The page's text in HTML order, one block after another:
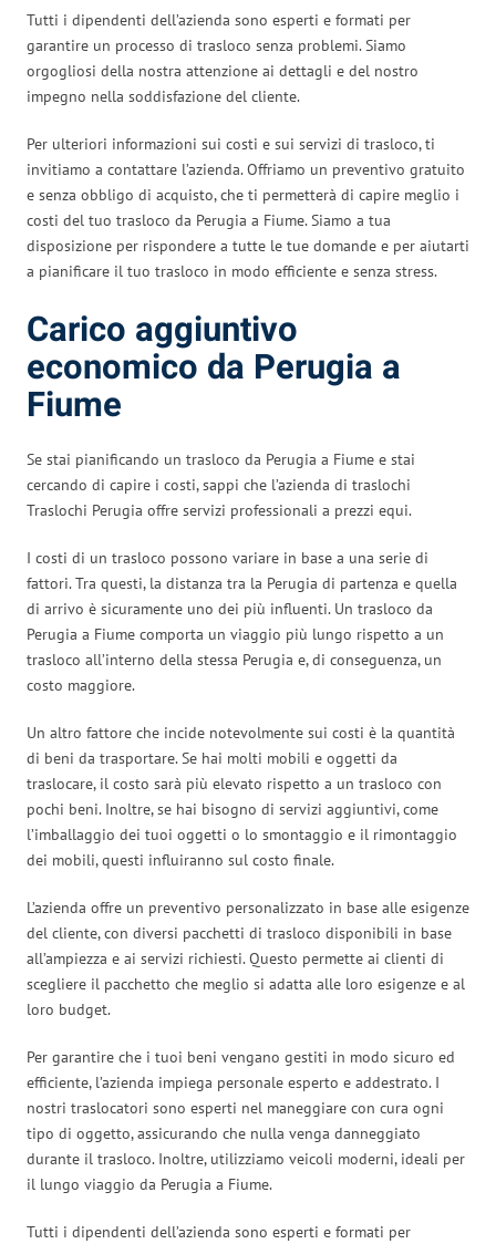
Tutti i dipendenti dell’azienda sono esperti e formati per
garantire un processo di trasloco senza problemi. Siamo
orgogliosi della nostra attenzione ai dettagli e del nostro
impegno nella soddisfazione del cliente.
Per ulteriori informazioni sui costi e sui servizi di trasloco, ti
invitiamo a contattare l’azienda. Offriamo un preventivo gratuito
e senza obbligo di acquisto, che ti permetterà di capire meglio i
costi del tuo trasloco da Perugia a Fiume. Siamo a tua
disposizione per rispondere a tutte le tue domande e per aiutarti
a pianificare il tuo trasloco in modo efficiente e senza stress.
Carico aggiuntivo
economico da Perugia a
Fiume
Se stai pianificando un trasloco da Perugia a Fiume e stai
cercando di capire i costi, sappi che l’azienda di traslochi
Traslochi Perugia offre servizi professionali a prezzi equi.
I costi di un trasloco possono variare in base a una serie di
fattori. Tra questi, la distanza tra la Perugia di partenza e quella
di arrivo è sicuramente uno dei più influenti. Un trasloco da
Perugia a Fiume comporta un viaggio più lungo rispetto a un
trasloco all’interno della stessa Perugia e, di conseguenza, un
costo maggiore.
Un altro fattore che incide notevolmente sui costi è la quantità
di beni da trasportare. Se hai molti mobili e oggetti da
traslocare, il costo sarà più elevato rispetto a un trasloco con
pochi beni. Inoltre, se hai bisogno di servizi aggiuntivi, come
l’imballaggio dei tuoi oggetti o lo smontaggio e il rimontaggio
dei mobili, questi influiranno sul costo finale.
L’azienda offre un preventivo personalizzato in base alle esigenze
del cliente, con diversi pacchetti di trasloco disponibili in base
all’ampiezza e ai servizi richiesti. Questo permette ai clienti di
scegliere il pacchetto che meglio si adatta alle loro esigenze e al
loro budget.
Per garantire che i tuoi beni vengano gestiti in modo sicuro ed
efficiente, l’azienda impiega personale esperto e addestrato. I
nostri traslocatori sono esperti nel maneggiare con cura ogni
tipo di oggetto, assicurando che nulla venga danneggiato
durante il trasloco. Inoltre, utilizziamo veicoli moderni, ideali per
il lungo viaggio da Perugia a Fiume.
Tutti i dipendenti dell’azienda sono esperti e formati per